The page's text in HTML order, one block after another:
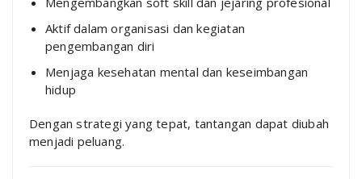
Aktif dalam organisasi dan kegiatan
pengembangan diri
Menjaga kesehatan mental dan keseimbangan
hidup
Dengan strategi yang tepat, tantangan dapat diubah
menjadi peluang.